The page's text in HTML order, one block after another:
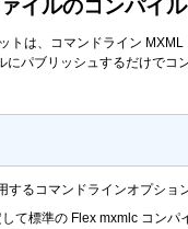
イルのコンパイル
は、コマンドライン
パブリッシュするだけでコ
るコマンドラインオプショ
して標準の Flex mxmlc コン